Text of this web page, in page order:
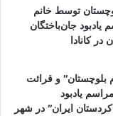
توسط خانم
جان‌باختگان
کانادا
و قرائت
یادبود
ایران” در شهر